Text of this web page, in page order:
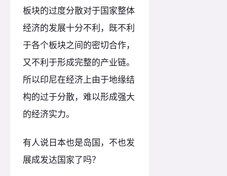
板块的过度分散对于国家整体
经济的发展十分不利，既不利
于各个板块之间的密切合作，
又不利于形成完整的产业链。
所以印尼在经济上由于地缘结
构的过于分散，难以形成强大
的经济实力。
有人说日本也是岛国，不也发
展成发达国家了吗？